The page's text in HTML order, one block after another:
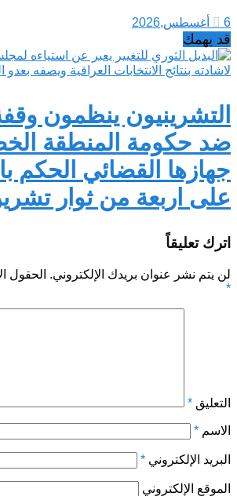
6 أغسطس,2026
قد يهمك
التشرينيون ينظمون
ضد حكومة المنطقة
جهازها القضائي الحكم
على اربعة من ثوار
اترك تعليقاً
لن يتم نشر عنوان بريدك الإلكتروني. الحقول
*
التعليق *
الاسم *
البريد الإلكتروني *
الموقع الإلكتروني